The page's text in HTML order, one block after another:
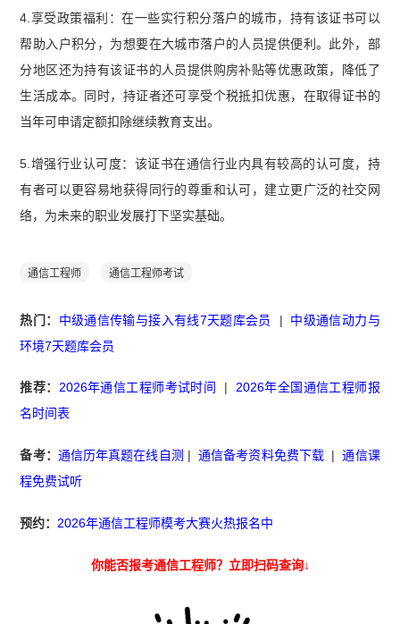
4.享受政策福利：在一些实行积分落户的城市，持有该证书可以
帮助入户积分，为想要在大城市落户的人员提供便利。此外，部
分地区还为持有该证书的人员提供购房补贴等优惠政策，降低了
生活成本。同时，持证者还可享受个税抵扣优惠，在取得证书的
当年可申请定额扣除继续教育支出。
5.增强行业认可度：该证书在通信行业内具有较高的认可度，持
有者可以更容易地获得同行的尊重和认可，建立更广泛的社交网
络，为未来的职业发展打下坚实基础。
通信工程师 通信工程师考试
热门： 中级通信传输与接入有线7天题库会员 | 中级通信动力与
环境7天题库会员
推荐： 2026年通信工程师考试时间 | 2026年全国通信工程师报
名时间表
备考： 通信历年真题在线自测 |通信备考资料免费下载 |通信课
程免费试听
预约：2026年通信工程师模考大赛火热报名中
你能否报考通信工程师？立即扫码查询↓